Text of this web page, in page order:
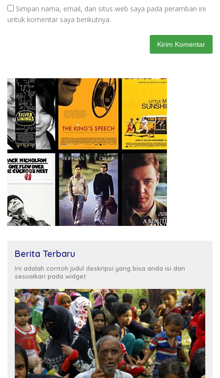
Simpan nama, email, dan situs web saya pada peramban ini
untuk komentar saya berikutnya.
Berita Terbaru
Ini adalah contoh judul deskripsi yang bisa anda isi dan
sesuaikan pada widget